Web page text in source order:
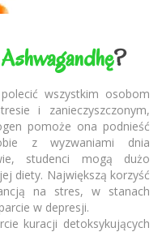
Ashwagandhę?
wszystkim osobom
i zanieczyszczonym,
pomoże ona podnieść
z wyzwaniami dnia
studenci mogą dużo
diety. Największą korzyść
na stres, w stanach
w depresji.
kuracji detoksykujących